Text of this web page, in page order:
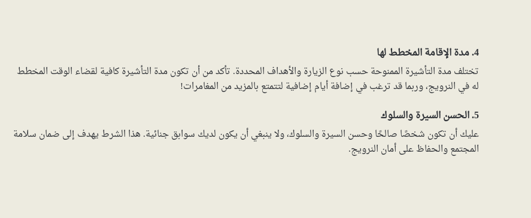
4. مدة الإقامة المخطط لها
تختلف مدة التأشيرة الممنوحة حسب نوع الزيارة والأهداف المحددة. تأكد من أن تكون مدة التأشيرة كافية لقضاء الوقت المخطط
له في النرويج، وربما قد ترغب في إضافة أيام إضافية لتتمتع بالمزيد من المغامرات!
5. الحسن السيرة والسلوك
عليك أن تكون شخصًا صالحًا وحسن السيرة والسلوك، ولا ينبغي أن يكون لديك سوابق جنائية. هذا الشرط يهدف إلى ضمان سلامة
المجتمع والحفاظ على أمان النرويج.